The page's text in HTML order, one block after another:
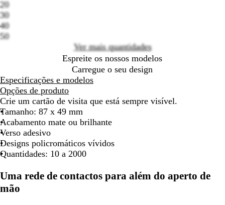
20
30
40
50
Ver mais quantidades
Espreite os nossos modelos
Carregue o seu design
Especificações e modelos
Opções de produto
Crie um cartão de visita que está sempre visível.
Tamanho: 87 x 49 mm
Acabamento mate ou brilhante
Verso adesivo
Designs policromáticos vívidos
Quantidades: 10 a 2000
Uma rede de contactos para além do aperto de
mão